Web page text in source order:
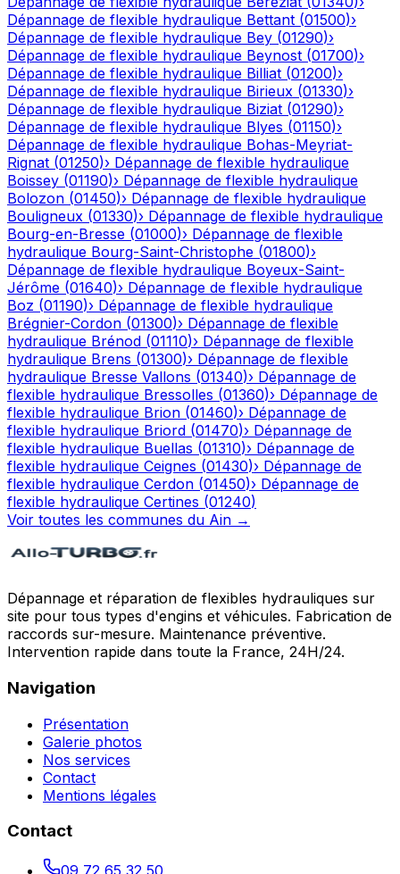
Dépannage de flexible hydraulique Bettant (01500)›
Dépannage de flexible hydraulique Bey (01290)›
Dépannage de flexible hydraulique Beynost (01700)›
Dépannage de flexible hydraulique Billiat (01200)›
Dépannage de flexible hydraulique Birieux (01330)›
Dépannage de flexible hydraulique Biziat (01290)›
Dépannage de flexible hydraulique Blyes (01150)›
Dépannage de flexible hydraulique Bohas-Meyriat-
Rignat (01250)› Dépannage de flexible hydraulique
Boissey (01190)› Dépannage de flexible hydraulique
Bolozon (01450)› Dépannage de flexible hydraulique
Bouligneux (01330)› Dépannage de flexible hydraulique
Bourg-en-Bresse (01000)› Dépannage de flexible
hydraulique Bourg-Saint-Christophe (01800)›
Dépannage de flexible hydraulique Boyeux-Saint-
Jérôme (01640)› Dépannage de flexible hydraulique
Boz (01190)› Dépannage de flexible hydraulique
Brégnier-Cordon (01300)› Dépannage de flexible
hydraulique Brénod (01110)› Dépannage de flexible
hydraulique Brens (01300)› Dépannage de flexible
hydraulique Bresse Vallons (01340)› Dépannage de
flexible hydraulique Bressolles (01360)› Dépannage de
flexible hydraulique Brion (01460)› Dépannage de
flexible hydraulique Briord (01470)› Dépannage de
flexible hydraulique Buellas (01310)› Dépannage de
flexible hydraulique Ceignes (01430)› Dépannage de
flexible hydraulique Cerdon (01450)› Dépannage de
flexible hydraulique Certines (01240)
Voir toutes les communes du Ain →
Dépannage et réparation de flexibles hydrauliques sur
site pour tous types d'engins et véhicules. Fabrication de
raccords sur-mesure. Maintenance préventive.
Intervention rapide dans toute la France, 24H/24.
Navigation
Présentation
Galerie photos
Nos services
Contact
Mentions légales
Contact
09 72 65 32 50